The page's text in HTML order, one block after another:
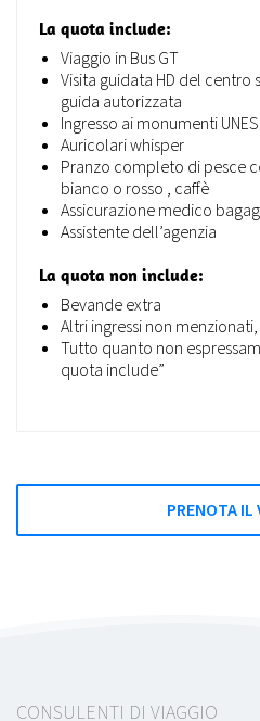
La quota include:
Viaggio in Bus GT
Visita guidata HD del centro
guida autorizzata
Ingresso ai monumenti
Auricolari whisper
Pranzo completo di pesce
bianco o rosso , caffè
Assicurazione medico
Assistente dell’agenzia
La quota non include:
Bevande extra
Altri ingressi non
Tutto quanto non
quota include”
PRENOTA IL
CONSULENTI DI VIAGGIO